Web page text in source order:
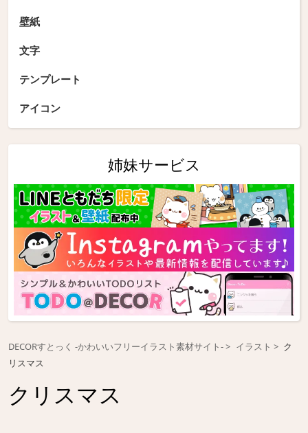
壁紙
文字
テンプレート
アイコン
姉妹サービス
DECORすとっく -かわいいフリーイラスト素材サイト- イラスト
ク
リスマス
クリスマス